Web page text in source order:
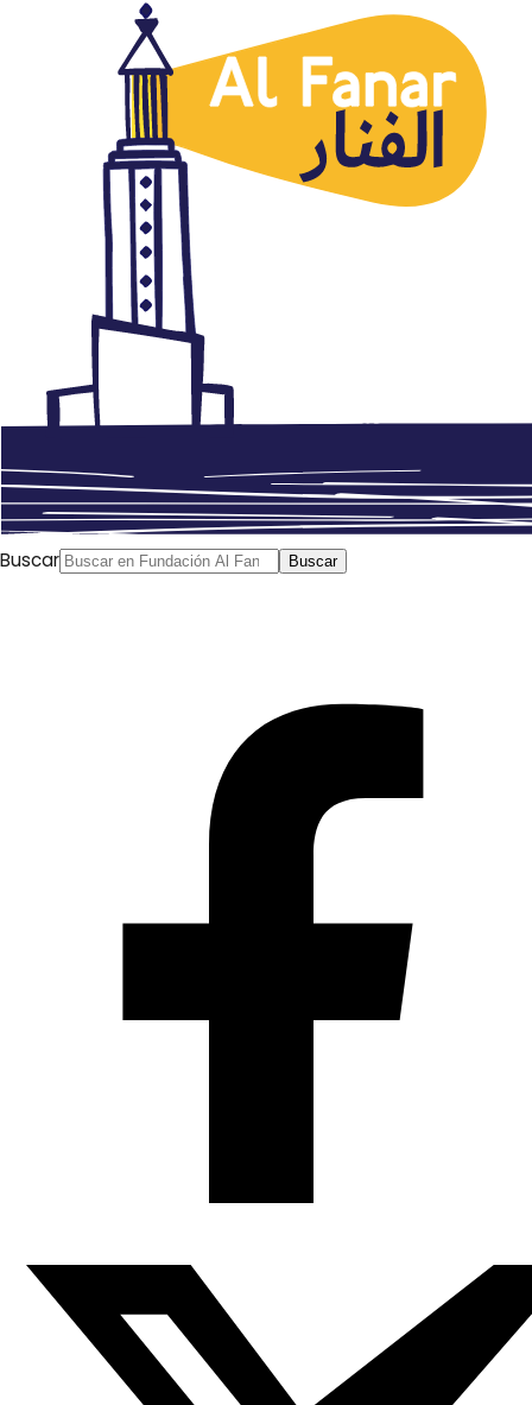
Buscar Buscar
Declaración de Riad: 34.000
soldados en Siria e Iraq
“cuando sea necesario”
mayo 21, 2017Autor: AlFanar
La cumbre arabo-islámica-estadounidense de Riad fue
clausurada el viernes con un comunicado que anuncia las
Próximo”. El proceso de creación de este bloque y el
anuncio los Estados que formarán parte de él tendrán
seguridad en la región y en el mundo”. El texto aplaude la
de la Alianza Islámica Militar Antiterrorista a facilitar
tropas de reserva (34.000 soldados) que apoyen las
operaciones contra organizaciones terroristas en Iraq y
Siria cuando sea necesario.